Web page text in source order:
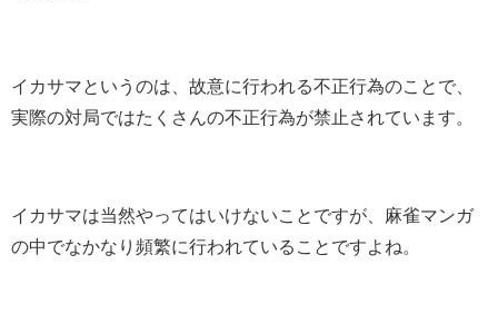
イカサマというのは、故意に行われる不正行為のことで、
実際の対局ではたくさんの不正行為が禁止されています。
イカサマは当然やってはいけないことですが、麻雀マンガ
の中でなかなり頻繁に行われていることですよね。